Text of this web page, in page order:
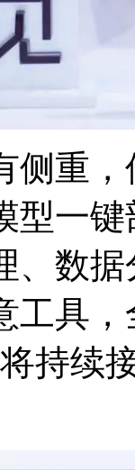
重
一键
、
工具
持续